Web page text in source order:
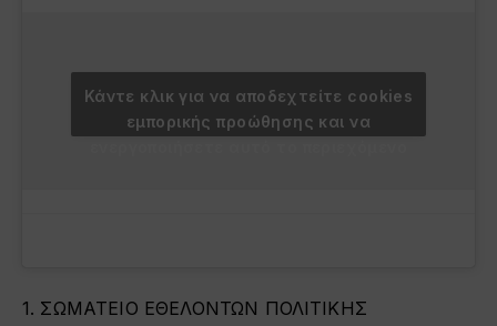
Κάντε κλικ για να αποδεχτείτε cookies
εμπορικής προώθησης και να
1. ΣΩΜΑΤΕΙΟ ΕΘΕΛΟΝΤΩΝ ΠΟΛΙΤΙΚΗΣ